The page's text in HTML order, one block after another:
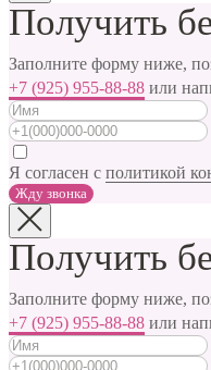
Получить
Заполните форму ниже,
+7 (925) 955-88-88 или
Я согласен с политикой
Жду звонка
Получить
Заполните форму ниже,
+7 (925) 955-88-88 или